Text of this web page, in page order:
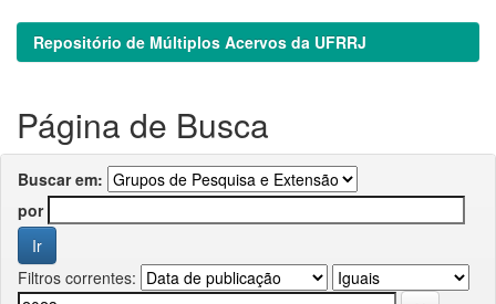
Repositório de Múltiplos Acervos da UFRRJ
Página de Busca
Buscar em:
por
Filtros correntes: